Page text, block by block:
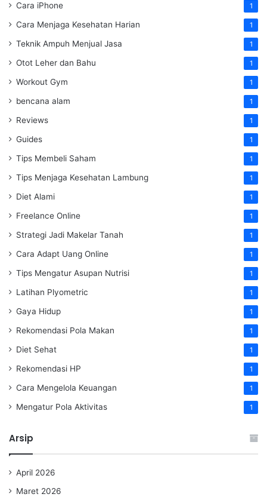
Cara iPhone 1
Cara Menjaga Kesehatan Harian 1
Teknik Ampuh Menjual Jasa 1
Otot Leher dan Bahu 1
Workout Gym 1
bencana alam 1
Reviews 1
Guides 1
Tips Membeli Saham 1
Tips Menjaga Kesehatan Lambung 1
Diet Alami 1
Freelance Online 1
Strategi Jadi Makelar Tanah 1
Cara Adapt Uang Online 1
Tips Mengatur Asupan Nutrisi 1
Latihan Plyometric 1
Gaya Hidup 1
Rekomendasi Pola Makan 1
Diet Sehat 1
Rekomendasi HP 1
Cara Mengelola Keuangan 1
Mengatur Pola Aktivitas 1
Arsip
April 2026
Maret 2026